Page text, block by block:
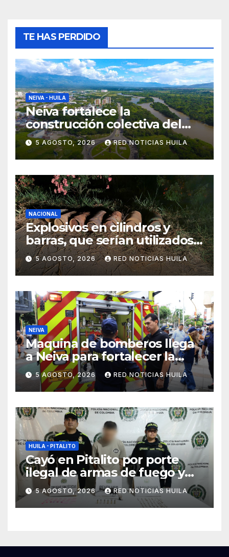
TE HAS PERDIDO
NEIVA - HUILA
Neiva fortalece la
construcción colectiva del
POT
5 AGOSTO, 2026 RED NOTICIAS HUILA
NACIONAL
Explosivos en cilindros y
barras, que serían utilizados
en Cali, fueron incautados
por la Policía
5 AGOSTO, 2026 RED NOTICIAS HUILA
NEIVA
Maquina de bomberos llega
a Neiva para fortalecer la
asistencia en las
emergencias ocasionadas
por el fenómeno del niño
5 AGOSTO, 2026 RED NOTICIAS HUILA
HUILA - PITALITO
Cayó en Pitalito por porte
ilegal de armas de fuego y
tráfico de estupefacientes
5 AGOSTO, 2026 RED NOTICIAS HUILA